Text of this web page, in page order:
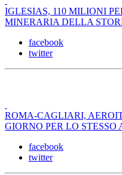
IGLESIAS, 110 MILIONI
MINERARIA DELLA
facebook
twitter
ROMA-CAGLIARI,
GIORNO PER LO STESSO
facebook
twitter